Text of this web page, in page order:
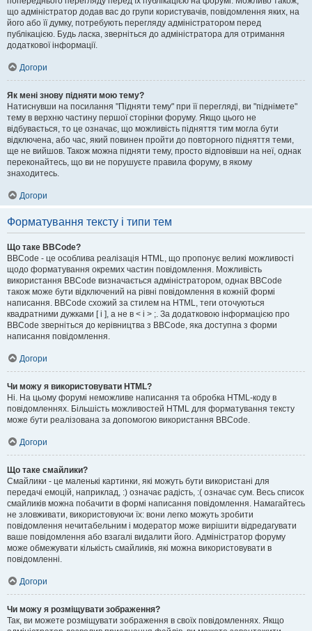
що адміністратор додав вас до групи користувачів, повідомлення яких, на
його або її думку, потребують перегляду адміністратором перед
публікацією. Будь ласка, зверніться до адміністратора для отримання
додаткової інформації.
Догори
Як мені знову підняти мою тему?
Натиснувши на посилання "Підняти тему" при її перегляді, ви "піднімете"
тему в верхню частину першої сторінки форуму. Якщо цього не
відбувається, то це означає, що можливість підняття тим могла бути
відключена, або час, який повинен пройти до повторного підняття теми,
ще не вийшов. Також можна підняти тему, просто відповівши на неї, однак
переконайтесь, що ви не порушуєте правила форуму, в якому
знаходитесь.
Догори
Форматування тексту і типи тем
Що таке BBCode?
BBCode - це особлива реалізація HTML, що пропонує великі можливості
щодо форматування окремих частин повідомлення. Можливість
використання BBCode визначається адміністратором, однак BBCode
також може бути відключений на рівні повідомлення в кожній формі
написання. BBCode схожий за стилем на HTML, теги оточуються
квадратними дужками [ і ], а не в < і > ;. За додатковою інформацією про
BBCode зверніться до керівництва з BBCode, яка доступна з форми
написання повідомлення.
Догори
Чи можу я використовувати HTML?
Ні. На цьому форумі неможливе написання та обробка HTML-коду в
повідомленнях. Більшість можливостей HTML для форматування тексту
може бути реалізована за допомогою використання BBCode.
Догори
Що таке смайлики?
Смайлики - це маленькі картинки, які можуть бути використані для
передачі емоцій, наприклад, :) означає радість, :( означає сум. Весь список
смайликів можна побачити в формі написання повідомлення. Намагайтесь
не зловживати, використовуючи їх: вони легко можуть зробити
повідомлення нечитабельним і модератор може вирішити відредагувати
ваше повідомлення або взагалі видалити його. Адміністратор форуму
може обмежувати кількість смайликів, які можна використовувати в
повідомленні.
Догори
Чи можу я розміщувати зображення?
Так, ви можете розміщувати зображення в своїх повідомленнях. Якщо